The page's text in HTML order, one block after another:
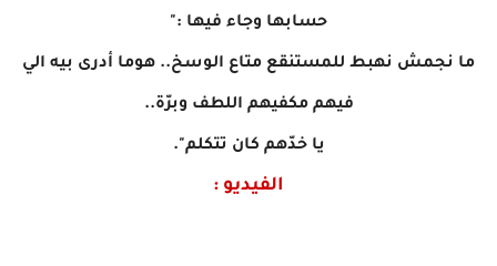
حسابها وجاء فيها :"
ما نجمش نهبط للمستنقع متاع الوسخ.. هوما أدرى بيه الي
فيهم مكفيهم اللطف وبرّة..
يا خدّهم كان تتكلم".
الفيديو :